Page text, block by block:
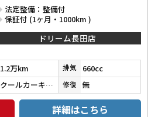
法定整備：整備付
保証付 (1ヶ月・1000km )
ドリーム長田店
1.2万km 排気 660cc
クールカーキパールメタリック／ガンメタリック 修復 無
詳細はこちら